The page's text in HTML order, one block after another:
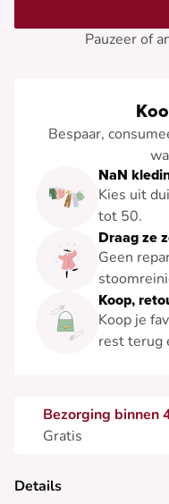
Pauzeer of
Bespaar,
NaN
Kies uit
tot 50.
Draag ze
Geen
Koop,
Koop je
rest terug
Bezorging binnen
Gratis
Details